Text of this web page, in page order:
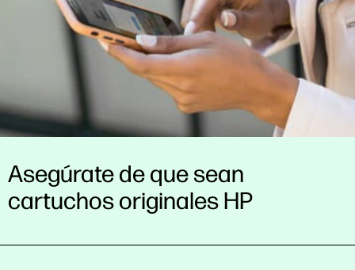
Asegúrate de que sean
cartuchos originales HP